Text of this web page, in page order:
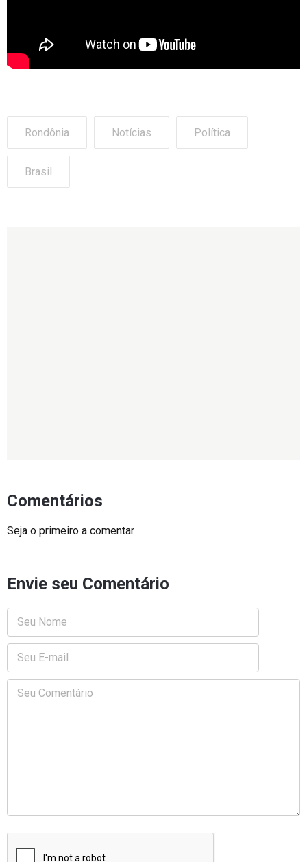
Rondônia Notícias Política
Brasil
Comentários
Seja o primeiro a comentar
Envie seu Comentário